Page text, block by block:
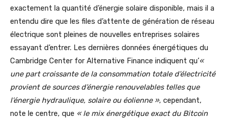
exactement la quantité d’énergie solaire disponible, mais il a
entendu dire que les files d’attente de génération de réseau
électrique sont pleines de nouvelles entreprises solaires
essayant d’entrer. Les dernières données énergétiques du
Cambridge Center for Alternative Finance indiquent qu’«
une part croissante de la consommation totale d’électricité
provient de sources d’énergie renouvelables telles que
l’énergie hydraulique, solaire ou éolienne », cependant,
note le centre, que « le mix énergétique exact du Bitcoin